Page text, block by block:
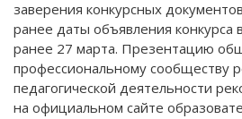
заверения конкурсных
ранее даты объявления конкурса
ранее 27 марта. Презентацию
профессиональному сообществу
педагогической деятельности
на официальном сайте